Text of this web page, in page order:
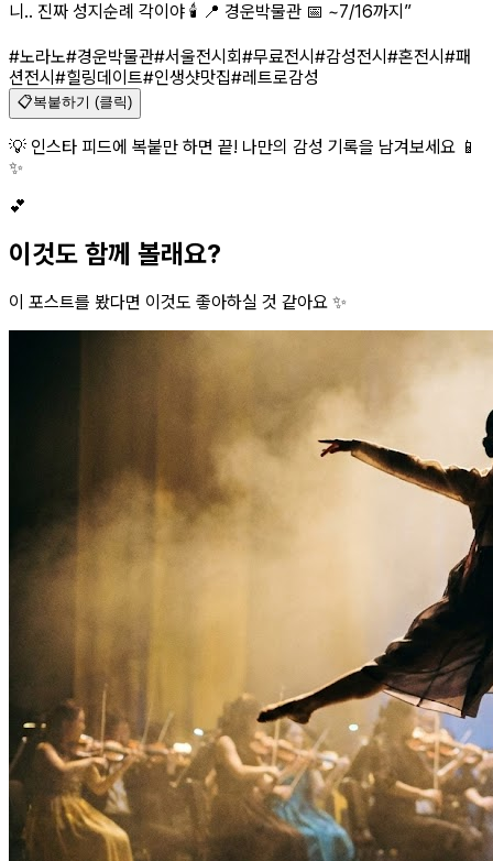
니.. 진짜 성지순례 각이야 🕯️ 📍 경운박물관 📅 ~7/16까지”
#노라노#경운박물관#서울전시회#무료전시 #감성전시 #혼전시 #패
션전시 #힐링데이트#인생샷맛집#레트로감성
📋복붙하기 (클릭)
💡 인스타 피드에 복붙만 하면 끝! 나만의 감성 기록을 남겨보세요 📱
✨
💕
이것도 함께 볼래요?
이 포스트를 봤다면 이것도 좋아하실 것 같아요 ✨